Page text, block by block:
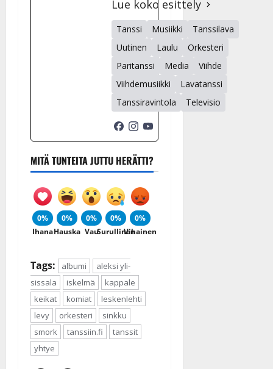
Lue koko esittely
Tanssi Musiikki
Tanssilava
Uutinen
Laulu
Orkesteri
Paritanssi
Media
Viihde
Viihdemusiikki
Lavatanssi
Tanssiravintola
Televisio
MITÄ TUNTEITA JUTTU HERÄTTI?
0%
Ihana
0%
Hauska
0%
Vau
0%
Surullinen
0%
Vihainen
Tags: albumi
aleksi yli-
sissala
iskelmä
kappale
keikat
komiat
leskenlehti
levy
orkesteri
sinkku
smork
tanssiin.fi
tanssit
yhtye